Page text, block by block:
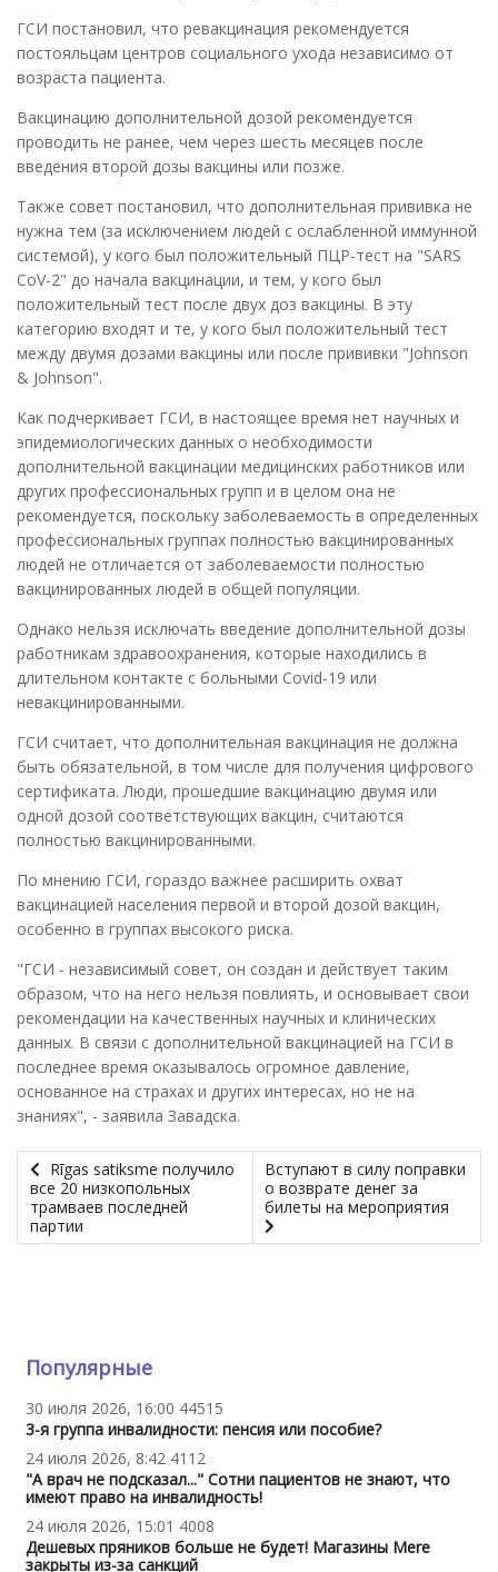
ГСИ постановил, что ревакцинация рекомендуется
постояльцам центров социального ухода независимо от
возраста пациента.
Вакцинацию дополнительной дозой рекомендуется
проводить не ранее, чем через шесть месяцев после
введения второй дозы вакцины или позже.
Также совет постановил, что дополнительная прививка не
нужна тем (за исключением людей с ослабленной иммунной
системой), у кого был положительный ПЦР-тест на "SARS
CoV-2" до начала вакцинации, и тем, у кого был
положительный тест после двух доз вакцины. В эту
категорию входят и те, у кого был положительный тест
между двумя дозами вакцины или после прививки "Johnson
& Johnson".
Как подчеркивает ГСИ, в настоящее время нет научных и
эпидемиологических данных о необходимости
дополнительной вакцинации медицинских работников или
других профессиональных групп и в целом она не
рекомендуется, поскольку заболеваемость в определенных
профессиональных группах полностью вакцинированных
людей не отличается от заболеваемости полностью
вакцинированных людей в общей популяции.
Однако нельзя исключать введение дополнительной дозы
работникам здравоохранения, которые находились в
длительном контакте с больными Covid-19 или
невакцинированными.
ГСИ считает, что дополнительная вакцинация не должна
быть обязательной, в том числе для получения цифрового
сертификата. Люди, прошедшие вакцинацию двумя или
одной дозой соответствующих вакцин, считаются
полностью вакцинированными.
По мнению ГСИ, гораздо важнее расширить охват
вакцинацией населения первой и второй дозой вакцин,
особенно в группах высокого риска.
"ГСИ - независимый совет, он создан и действует таким
образом, что на него нельзя повлиять, и основывает свои
рекомендации на качественных научных и клинических
данных. В связи с дополнительной вакцинацией на ГСИ в
последнее время оказывалось огромное давление,
основанное на страхах и других интересах, но не на
знаниях", - заявила Завадска.
Rīgas satiksme получило
все 20 низкопольных
трамваев последней
партии
Вступают в силу поправки
о возврате денег за
билеты на мероприятия
Популярные
30 июля 2026, 16:00 44515
3-я группа инвалидности: пенсия или пособие?
24 июля 2026, 8:42 4112
"А врач не подсказал..." Сотни пациентов не знают, что
имеют право на инвалидность!
24 июля 2026, 15:01 4008
Дешевых пряников больше не будет! Магазины Mere
закрыты из-за санкций